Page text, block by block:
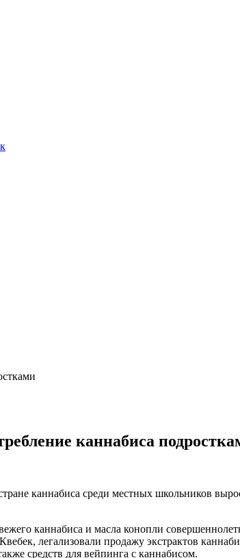
каннабиса
каннабиса среди местных школьников
каннабиса и масла конопли
легализовали продажу экстрактов
средств для вейпинга с каннабисом.